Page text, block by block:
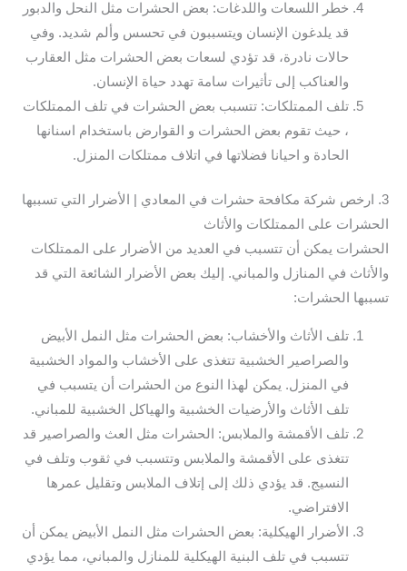
خطر اللسعات واللدغات: بعض الحشرات مثل النحل والدبور
قد يلدغون الإنسان ويتسببون في تحسس وألم شديد. وفي
حالات نادرة، قد تؤدي لسعات بعض الحشرات مثل العقارب
والعناكب إلى تأثيرات سامة تهدد حياة الإنسان.
تلف الممتلكات: تتسبب بعض الحشرات في تلف الممتلكات
، حيث تقوم بعض الحشرات و القوارض باستخدام اسنانها
الحادة و احيانا فضلاتها في اتلاف ممتلكات المنزل.
3. ارخص شركة مكافحة حشرات في المعادي | الأضرار التي تسببها
الحشرات على الممتلكات والأثاث
الحشرات يمكن أن تتسبب في العديد من الأضرار على الممتلكات
والأثاث في المنازل والمباني. إليك بعض الأضرار الشائعة التي قد
تسببها الحشرات:
تلف الأثاث والأخشاب: بعض الحشرات مثل النمل الأبيض
والصراصير الخشبية تتغذى على الأخشاب والمواد الخشبية
في المنزل. يمكن لهذا النوع من الحشرات أن يتسبب في
تلف الأثاث والأرضيات الخشبية والهياكل الخشبية للمباني.
تلف الأقمشة والملابس: الحشرات مثل العث والصراصير قد
تتغذى على الأقمشة والملابس وتتسبب في ثقوب وتلف في
النسيج. قد يؤدي ذلك إلى إتلاف الملابس وتقليل عمرها
الافتراضي.
الأضرار الهيكلية: بعض الحشرات مثل النمل الأبيض يمكن أن
تتسبب في تلف البنية الهيكلية للمنازل والمباني، مما يؤدي